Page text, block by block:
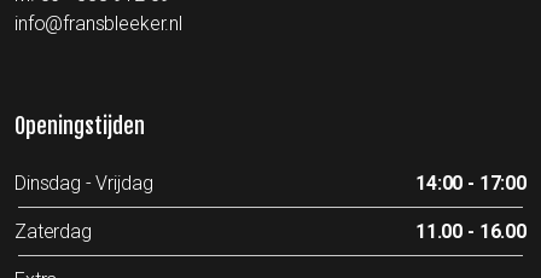
info@fransbleeker.nl
Openingstijden
Dinsdag - Vrijdag 14:00 - 17:00
Zaterdag 11.00 - 16.00